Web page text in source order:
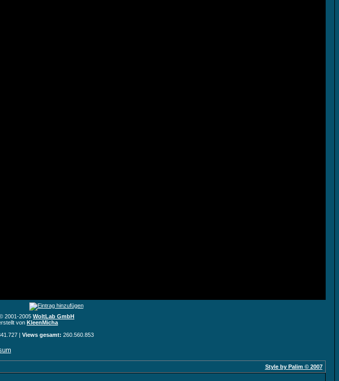
2001-2005 WoltLab GmbH
von KleenMicha
| Views gesamt: 260.560.853
Style by Palim © 2007